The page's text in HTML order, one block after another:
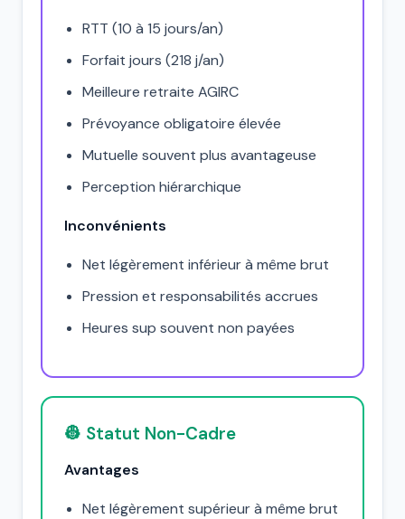
RTT (10 à 15 jours/an)
Forfait jours (218 j/an)
Meilleure retraite AGIRC
Prévoyance obligatoire élevée
Mutuelle souvent plus avantageuse
Perception hiérarchique
Inconvénients
Net légèrement inférieur à même brut
Pression et responsabilités accrues
Heures sup souvent non payées
👷 Statut Non-Cadre
Avantages
Net légèrement supérieur à même brut